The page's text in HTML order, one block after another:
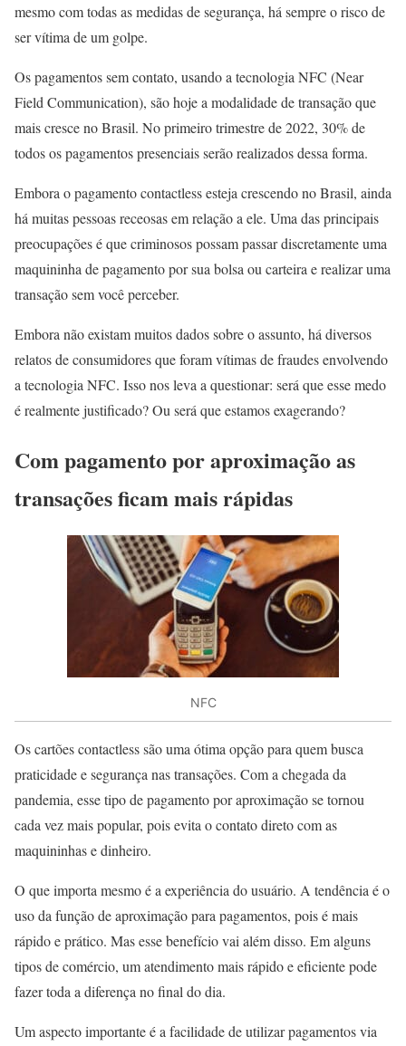
mesmo com todas as medidas de segurança, há sempre o risco de
ser vítima de um golpe.
Os pagamentos sem contato, usando a tecnologia NFC (Near
Field Communication), são hoje a modalidade de transação que
mais cresce no Brasil. No primeiro trimestre de 2022, 30% de
todos os pagamentos presenciais serão realizados dessa forma.
Embora o pagamento contactless esteja crescendo no Brasil, ainda
há muitas pessoas receosas em relação a ele. Uma das principais
preocupações é que criminosos possam passar discretamente uma
maquininha de pagamento por sua bolsa ou carteira e realizar uma
transação sem você perceber.
Embora não existam muitos dados sobre o assunto, há diversos
relatos de consumidores que foram vítimas de fraudes envolvendo
a tecnologia NFC. Isso nos leva a questionar: será que esse medo
é realmente justificado? Ou será que estamos exagerando?
Com pagamento por aproximação as
transações ficam mais rápidas
NFC
Os cartões contactless são uma ótima opção para quem busca
praticidade e segurança nas transações. Com a chegada da
pandemia, esse tipo de pagamento por aproximação se tornou
cada vez mais popular, pois evita o contato direto com as
maquininhas e dinheiro.
O que importa mesmo é a experiência do usuário. A tendência é o
uso da função de aproximação para pagamentos, pois é mais
rápido e prático. Mas esse benefício vai além disso. Em alguns
tipos de comércio, um atendimento mais rápido e eficiente pode
fazer toda a diferença no final do dia.
Um aspecto importante é a facilidade de utilizar pagamentos via